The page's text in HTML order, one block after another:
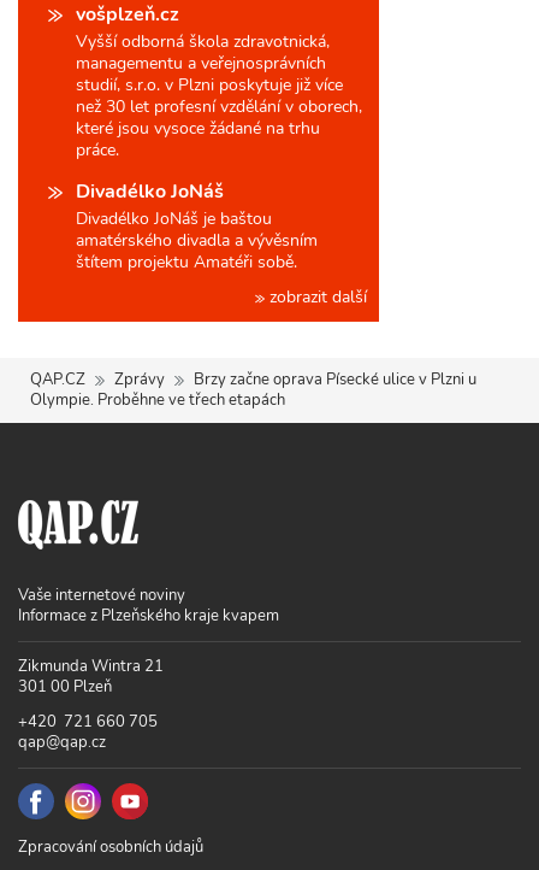
vošplzeň.cz
Vyšší odborná škola zdravotnická,
managementu a veřejnosprávních
studií, s.r.o. v Plzni poskytuje již více
než 30 let profesní vzdělání v oborech,
které jsou vysoce žádané na trhu
práce.
Divadélko JoNáš
Divadélko JoNáš je baštou
amatérského divadla a vývěsním
štítem projektu Amatéři sobě.
zobrazit další
QAP.CZ Zprávy
Brzy začne oprava Písecké ulice v Plzni u
Olympie. Proběhne ve třech etapách
Vaše internetové noviny
Informace z Plzeňského kraje kvapem
Zikmunda Wintra 21
301 00 Plzeň
+420 721 660 705
qap@qap.cz
Zpracování osobních údajů